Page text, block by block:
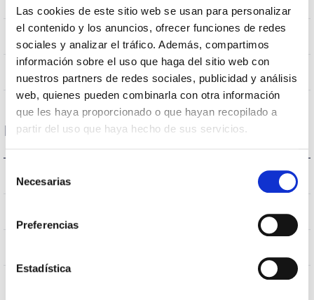
Las cookies de este sitio web se usan para personalizar
el contenido y los anuncios, ofrecer funciones de redes
sociales y analizar el tráfico. Además, compartimos
información sobre el uso que haga del sitio web con
nuestros partners de redes sociales, publicidad y análisis
web, quienes pueden combinarla con otra información
que les haya proporcionado o que hayan recopilado a
partir del uso que haya hecho de sus servicios.
Necesarias
Preferencias
Estadística
Empalmable NON
Éclairage Directa
Données optiques
Température de coleur 3000K